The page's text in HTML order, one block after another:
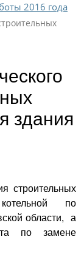
2016 года
здания
строительных
по
области, а
по замене